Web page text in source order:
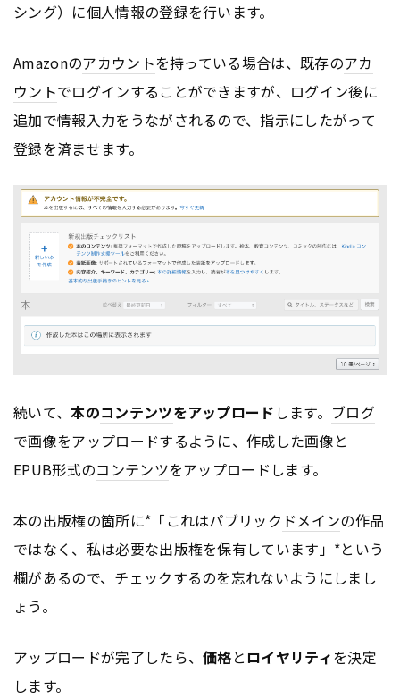
シング）に個人情報の登録を行います。
Amazonのアカウントを持っている場合は、既存のアカ
ウントでログインすることができますが、ログイン後に
追加で情報入力をうながされるので、指示にしたがって
登録を済ませます。
続いて、本のコンテンツをアップロード します。 ブログ
で画像をアップロードするように、作成した画像と
EPUB形式のコンテンツをアップロードします。
本の出版権の箇所に*「これはパブリック ドメインの作品
ではなく、私は必要な出版権を保有しています」*という
欄があるので、チェックするのを忘れないようにしまし
ょう。
アップロードが完了したら、価格と ロイヤリティを決定
します。